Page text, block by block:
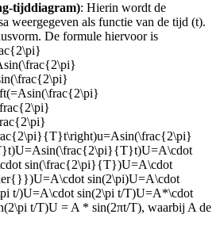
tijddiagram): Hierin wordt de
weergegeven als functie van de tijd (t).
De formule hiervoor is
sin(\frac{2\pi}{T})U=A\cdot
sin(2\pi)U=A\cdot
t/)U=A\cdot sin(2\pi t/T)U=A*\cdot
t/T)U = A * sin(2πt/T), waarbij A de